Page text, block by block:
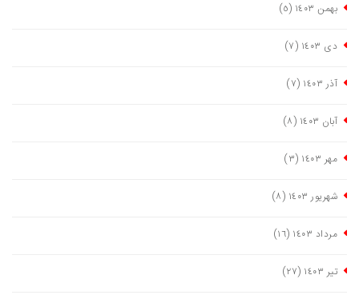
بهمن ١٤٠٣ (٥)
دی ١٤٠٣ (٧)
آذر ١٤٠٣ (٧)
آبان ١٤٠٣ (٨)
مهر ١٤٠٣ (٣)
شهریور ١٤٠٣ (٨)
مرداد ١٤٠٣ (١٦)
تیر ١٤٠٣ (٢٧)